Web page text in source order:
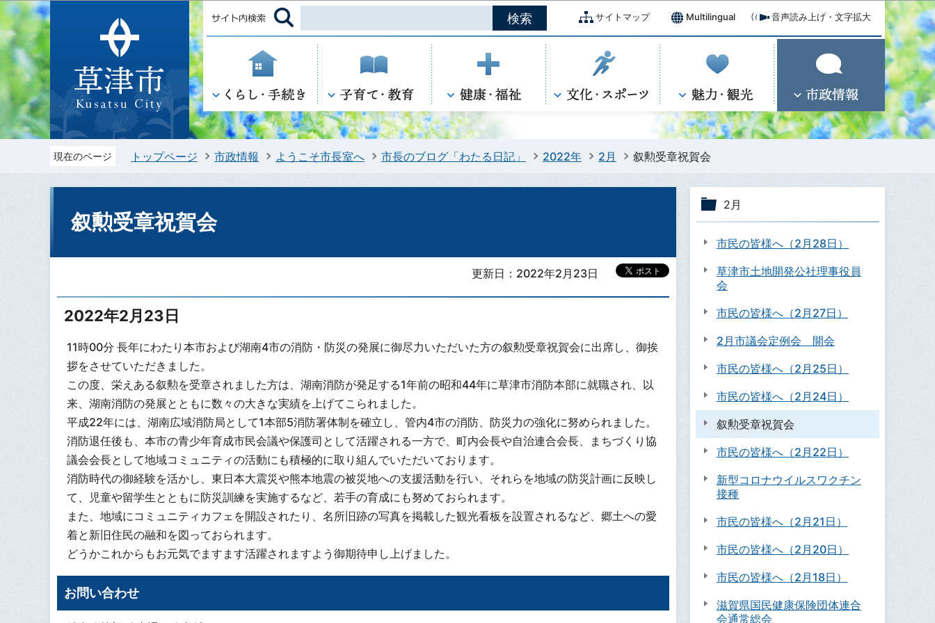
このページの本文へ移動
サイトマップ Multilingual 音声読み上げ・文字拡大
現在のページ トップページ 市政情報 ようこそ市長室へ 市長のブログ「わたる日記」 2022年 2月 叙勲受章祝賀会
叙勲受章祝賀会
更新日：2022年2月23日
2022年2月23日
11時00分 長年にわたり本市および湖南4市の消防・防災の発展に御尽力いただいた方の叙勲受章祝賀会に出席し、御挨
拶をさせていただきました。
この度、栄えある叙勲を受章されました方は、湖南消防が発足する1年前の昭和44年に草津市消防本部に就職され、以
来、湖南消防の発展とともに数々の大きな実績を上げてこられました。
平成22年には、湖南広域消防局として1本部5消防署体制を確立し、管内4市の消防、防災力の強化に努められました。
消防退任後も、本市の青少年育成市民会議や保護司として活躍される一方で、町内会長や自治連合会長、まちづくり協
議会会長として地域コミュニティの活動にも積極的に取り組んでいただいております。
消防時代の御経験を活かし、東日本大震災や熊本地震の被災地への支援活動を行い、それらを地域の防災計画に反映し
て、児童や留学生とともに防災訓練を実施するなど、若手の育成にも努めておられます。
また、地域にコミュニティカフェを開設されたり、名所旧跡の写真を掲載した観光看板を設置されるなど、郷土への愛
着と新旧住民の融和を図っておられます。
どうかこれからもお元気でますます活躍されますよう御期待申し上げました。
お問い合わせ
2月
市民の皆様へ（2月28日）
草津市土地開発公社理事役員
会
市民の皆様へ（2月27日）
2月市議会定例会 開会
市民の皆様へ（2月25日）
市民の皆様へ（2月24日）
叙勲受章祝賀会
市民の皆様へ（2月22日）
新型コロナウイルスワクチン
接種
市民の皆様へ（2月21日）
市民の皆様へ（2月20日）
市民の皆様へ（2月18日）
滋賀県国民健康保険団体連合
会通常総会